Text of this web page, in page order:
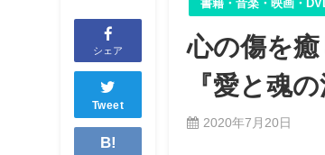
シェア
Tweet
B!
書籍・音楽・映画・
心の傷を
『愛と魂
2020年7月20日